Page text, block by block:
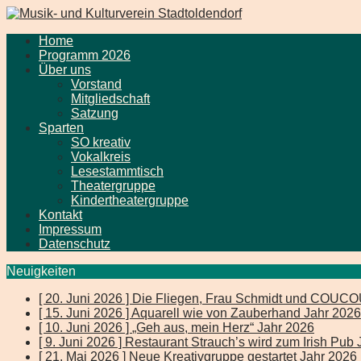
Home
Programm 2026
Über uns
Vorstand
Mitgliedschaft
Satzung
Sparten
SO kreativ
Vokalkreis
Lesestammtisch
Theatergruppe
Kindertheatergruppe
Kontakt
Impressum
Datenschutz
Neuigkeiten
[ 20. Juni 2026 ] Die Fliegen, Frau Schmidt und
[ 15. Juni 2026 ] Aquarell wie von Zauberhand Jahr 2026
[ 10. Juni 2026 ] „Geh aus, mein Herz“ Jahr 2026
[ 9. Juni 2026 ] Restaurant Strauch’s wird zum Irish Pub
[ 21. Mai 2026 ] Neue Kreativgruppe gestartetJahr 2026